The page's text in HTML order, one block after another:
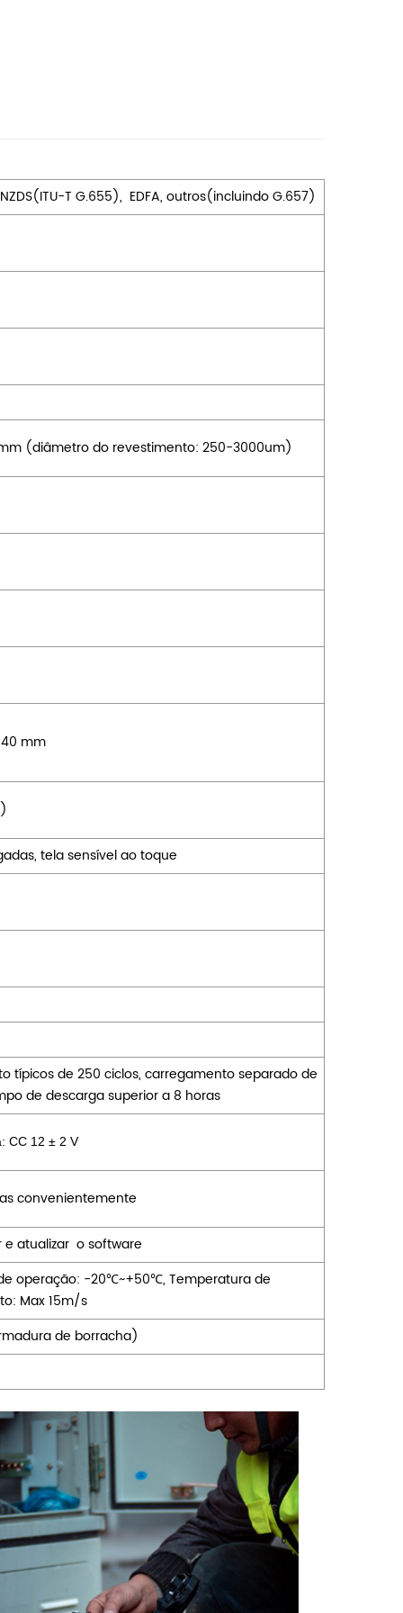
T G.655), EDFA, outros(incluindo G.657)
(diâmetro do revestimento: 250-3000um)
mm
tela sensível ao toque
típicos de 250 ciclos, carregamento separado de
de descarga superior a 8 horas
CC 12 ± 2 V
convenientemente
e atualizar o software
operação: -20℃~+50℃, Temperatura de
Max 15m/s
de borracha)